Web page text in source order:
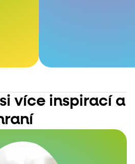
více inspirací a